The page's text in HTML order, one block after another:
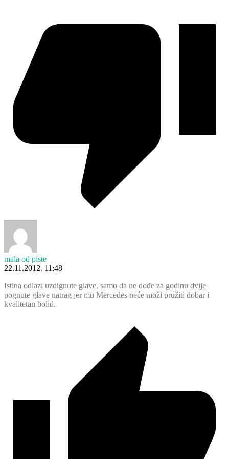
mala od piste
22.11.2012. 11:48
Istina odlazi uzdignute glave, samo da ne dođe za godinu dvije
pognute glave natrag jer mu Mercedes neće moži pružiti dobar i
kvalitetan bolid.